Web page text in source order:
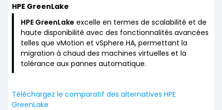
HPE GreenLake
HPE GreenLake excelle en termes de scalabilité et de
haute disponibilité avec des fonctionnalités avancées
telles que vMotion et vSphere HA, permettant la
migration à chaud des machines virtuelles et la
tolérance aux pannes automatique.
Téléchargez le comparatif des alternatives HPE
GreenLake